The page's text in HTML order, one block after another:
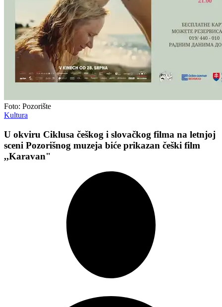
Foto: Pozorište
Kultura
U okviru Ciklusa češkog i slovačkog filma na letnjoj
sceni Pozorišnog muzeja biće prikazan češki film
,,Karavan"